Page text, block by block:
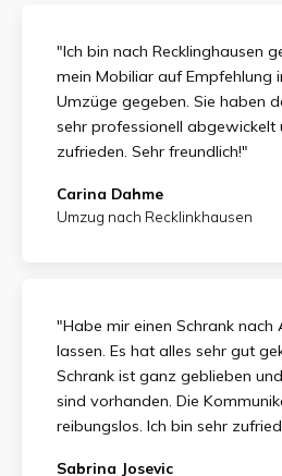
"Ich bin nach Recklinghausen
mein Mobiliar auf Empfehlung
Umzüge gegeben. Sie haben
sehr professionell abgewickelt
zufrieden. Sehr freundlich!"
Carina Dahme
Umzug nach Recklinkhausen
"Habe mir einen Schrank nach
lassen. Es hat alles sehr gut
Schrank ist ganz geblieben
sind vorhanden. Die
reibungslos. Ich bin sehr
Sabrina Josevic